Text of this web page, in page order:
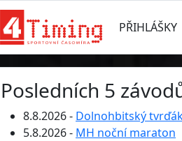
PŘIHLÁŠKY
Posledních 5
8.8.2026 - Dolnohbitský
5.8.2026 - MH noční maraton